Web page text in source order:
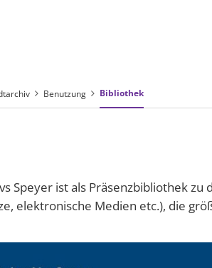
Benutzung Bibliothek
Speyer ist als Präsenzbibliothek
elektronische Medien etc.), die